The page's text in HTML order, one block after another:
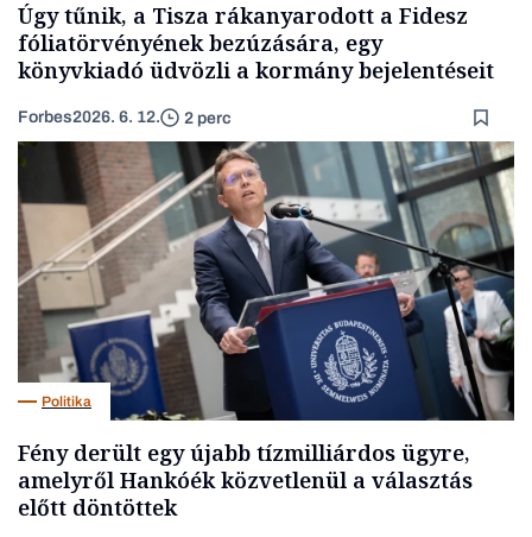
Úgy tűnik, a Tisza rákanyarodott a Fidesz
fóliatörvényének bezúzására, egy
könyvkiadó üdvözli a kormány bejelentéseit
Forbes2026. 6. 12. 2 perc
Politika
Fény derült egy újabb tízmilliárdos ügyre,
amelyről Hankóék közvetlenül a választás
előtt döntöttek